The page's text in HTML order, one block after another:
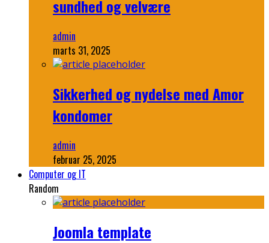
sundhed og velvære
admin
marts 31, 2025
Sikkerhed og nydelse med Amor
kondomer
admin
februar 25, 2025
Computer og IT
Random
Joomla template